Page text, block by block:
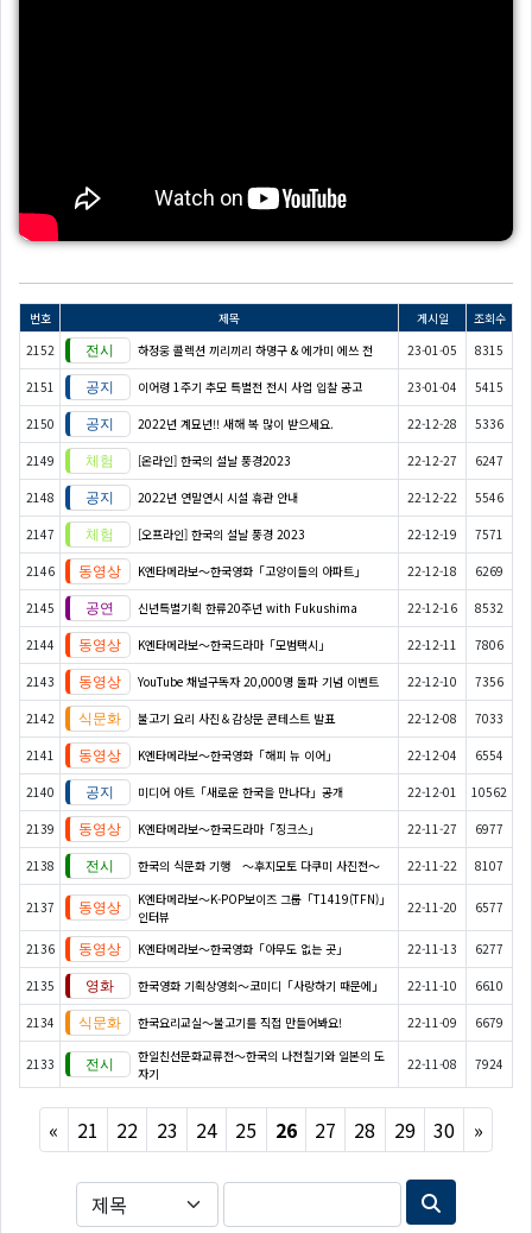
번호 제목 게시일
조회수
2152
하정웅 콜렉션 끼리끼리 하명구 & 에가미 에쓰 전 23-01-05 8315
2151 이어령 1주기 추모 특별전 전시 사업 입찰 공고 23-01-04 5415
2150 2022년 계묘년!! 새해 복 많이 받으세요. 22-12-28 5336
2149 [온라인] 한국의 설날 풍경2023 22-12-27 6247
2148 2022년 연말연시 시설 휴관 안내 22-12-22 5546
2147 [오프라인] 한국의 설날 풍경 2023 22-12-19 7571
2146 K엔타메라보～한국영화「고양이들의 아파트」 22-12-18 6269
2145 신년특별기획 한류20주년 with Fukushima 22-12-16 8532
2144 K엔타메라보～한국드라마「모범택시」 22-12-11 7806
2143 YouTube 채널구독자 20,000명 돌파 기념 이벤트 22-12-10 7356
2142 불고기 요리 사진＆감상문 콘테스트 발표 22-12-08 7033
2141 K엔타메라보～한국영화「해피 뉴 이어」 22-12-04 6554
2140 미디어 아트「새로운 한국을 만나다」공개 22-12-01 10562
2139 K엔타메라보～한국드라마「징크스」 22-11-27 6977
2138 한국의 식문화 기행 ～후지모토 다쿠미 사진전～ 22-11-22 8107
2137
K엔타메라보～K-POP보이즈 그룹「T1419(TFN)」
인터뷰
22-11-20 6577
2136 K엔타메라보～한국영화「아무도 없는 곳」 22-11-13 6277
2135 한국영화 기획상영회～코미디「사랑하기 때문에」 22-11-10 6610
2134 한국요리교실〜불고기를 직접 만들어봐요! 22-11-09 6679
2133
한일친선문화교류전～한국의 나전칠기와 일본의 도
자기
22-11-08 7924
« Previous
21 22 23 24 25 26 27 28 29 30 »Next